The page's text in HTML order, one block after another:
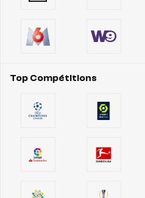
Top Compétitions